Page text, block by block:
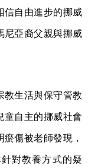
信自由進步的挪威
尼亞裔父親與挪威
教生活與保守管教
童自主的挪威社會
傷被老師發現，
對教養方式的疑